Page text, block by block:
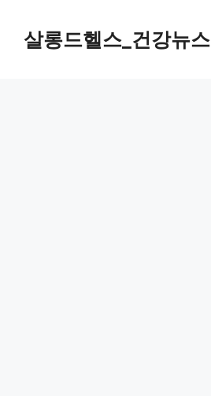
살롱드헬스_건강뉴스